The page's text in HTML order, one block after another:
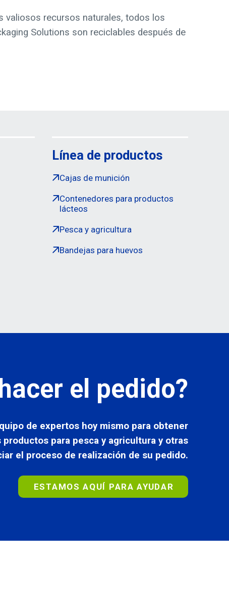
valiosos recursos naturales, todos los
Solutions son reciclables después de
Línea de productos
Cajas de munición
Contenedores para productos
lácteos
Pesca y agricultura
Bandejas para huevos
el pedido?
de expertos hoy mismo para obtener
para pesca y agricultura y otras
el proceso de realización de su pedido.
ESTAMOS AQUÍ PARA AYUDAR